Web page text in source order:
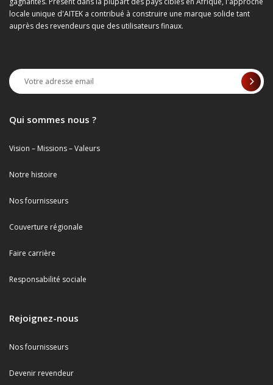
locale unique d'AITEK a contribué à construire une marque solide tant
auprès des revendeurs que des utilisateurs finaux.
Qui sommes nous ?
Vision – Missions – Valeurs
Notre histoire
Nos fournisseurs
Couverture régionale
Faire carrière
Responsabilité sociale
Rejoignez-nous
Nos fournisseurs
Devenir revendeur